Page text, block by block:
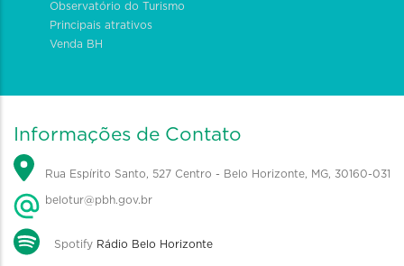
Observatório do Turismo
Principais atrativos
Venda BH
Informações de Contato
Rua Espírito Santo, 527 Centro - Belo Horizonte, MG, 30160-031
belotur@pbh.gov.br
Spotify Rádio Belo Horizonte